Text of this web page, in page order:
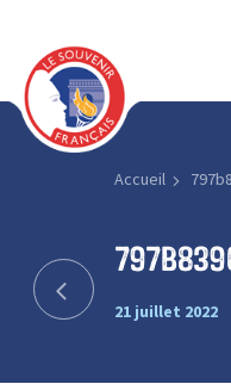
Accueil
21 juillet 2022